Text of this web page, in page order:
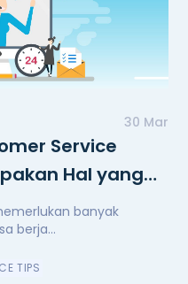
30 Mar
Service
Hal yang
banyak
berja...
TIPS